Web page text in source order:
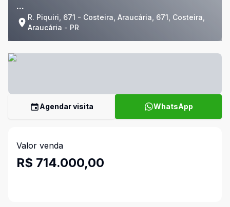
...
R. Piquiri, 671 - Costeira, Araucária, 671, Costeira,
Araucária - PR
Agendar visita WhatsApp
Valor venda
R$ 714.000,00